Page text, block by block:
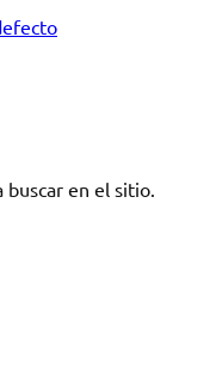
buscar en el sitio.